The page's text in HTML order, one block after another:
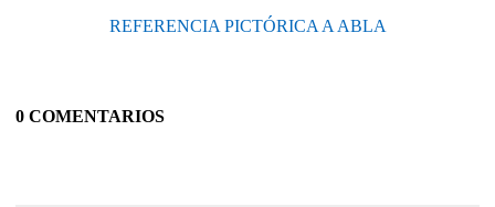
REFERENCIA PICTÓRICA A ABLA
0 COMENTARIOS